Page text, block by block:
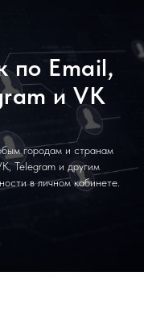
по Email,
и VK
городам и странам
Telegram и другим
в личном кабинете.